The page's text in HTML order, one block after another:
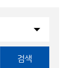
검색